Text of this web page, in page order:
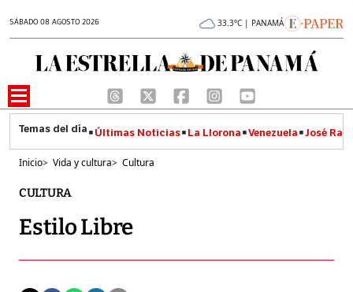
SÁBADO 08 AGOSTO 2026 33.3°C | PANAMÁ
Últimas Noticias La Llorona Venezuela José
Inicio> Vida y cultura> Cultura
CULTURA
Estilo Libre